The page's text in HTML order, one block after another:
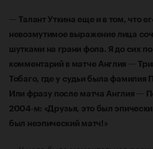
— Талант Уткина еще и в том, что
невозмутимое выражение лица
шутками на грани фола. Я до сих
комментарий в матче Англия —
Тобаго, где у судьи была фамилия
Или фразу после матча Англия —
2004‑м: «Друзья, это был
был неэпический матч!»